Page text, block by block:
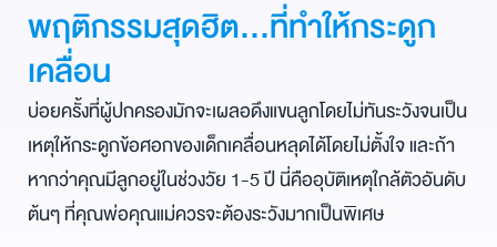
พฤติกรรมสุดฮิต…ที่ทำให้กระดูก
เคลื่อน
บ่อยครั้งที่ผู้ปกครองมักจะเผลอดึงแขนลูกโดยไม่ทันระวังจนเป็น
เหตุให้กระดูกข้อศอกของเด็กเคลื่อนหลุดได้โดยไม่ตั้งใจ และถ้า
หากว่าคุณมีลูกอยู่ในช่วงวัย 1-5 ปี นี่คืออุบัติเหตุใกล้ตัวอันดับ
ต้นๆ ที่คุณพ่อคุณแม่ควรจะต้องระวังมากเป็นพิเศษ